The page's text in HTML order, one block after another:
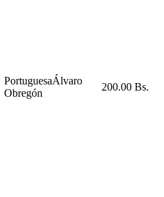
PortuguesaÁlvaro
Obregón
200.00 Bs.